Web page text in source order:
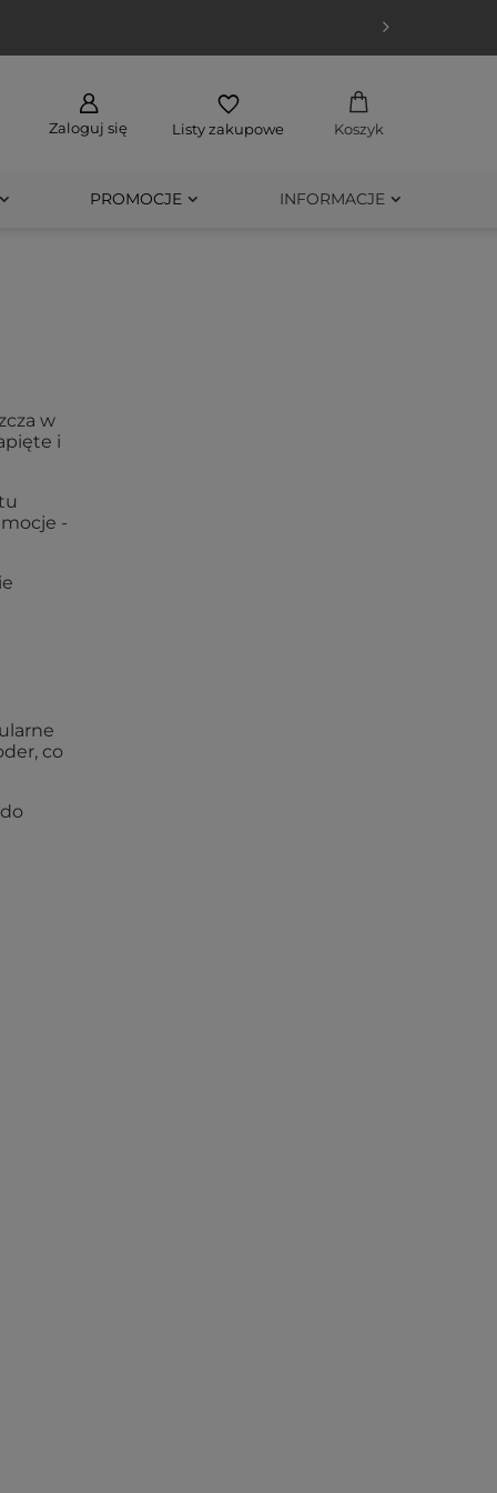
Zaloguj się Listy zakupowe Koszyk
PROMOCJE INFORMACJE
w
i
-
co